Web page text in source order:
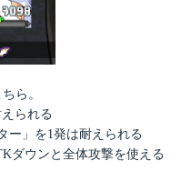
ら。
られる
ー」を1発は耐えられる
ダウンと全体攻撃を使える